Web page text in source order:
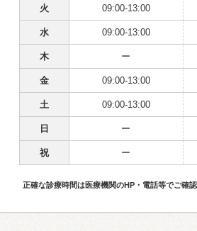
火 09:00-13:00
水 09:00-13:00
木 ー
金 09:00-13:00
土 09:00-13:00
日 ー
祝 ー
正確な診療時間は医療機関のHP・電話等でご確